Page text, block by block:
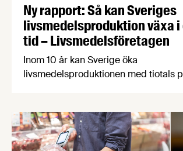
Ny rapport: Så kan Sveriges
livsmedelsproduktion växa i
tid – Livsmedelsföretagen
Inom 10 år kan Sverige öka
livsmedelsproduktionen med tiotals
biologisk mångfald. Det visar
uppväxling som i dag överlämnas till
av Livsmedelsföretagen, Arla,